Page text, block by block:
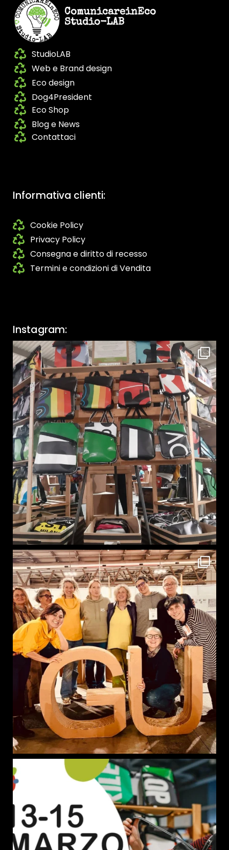
ComunicareinEco
Studio-LAB
StudioLAB
Web e Brand design
Eco design
Dog4President
Eco Shop
Blog e News
Contattaci
Informativa clienti:
Cookie Policy
Privacy Policy
Consegna e diritto di recesso
Termini e condizioni di Vendita
Instagram: